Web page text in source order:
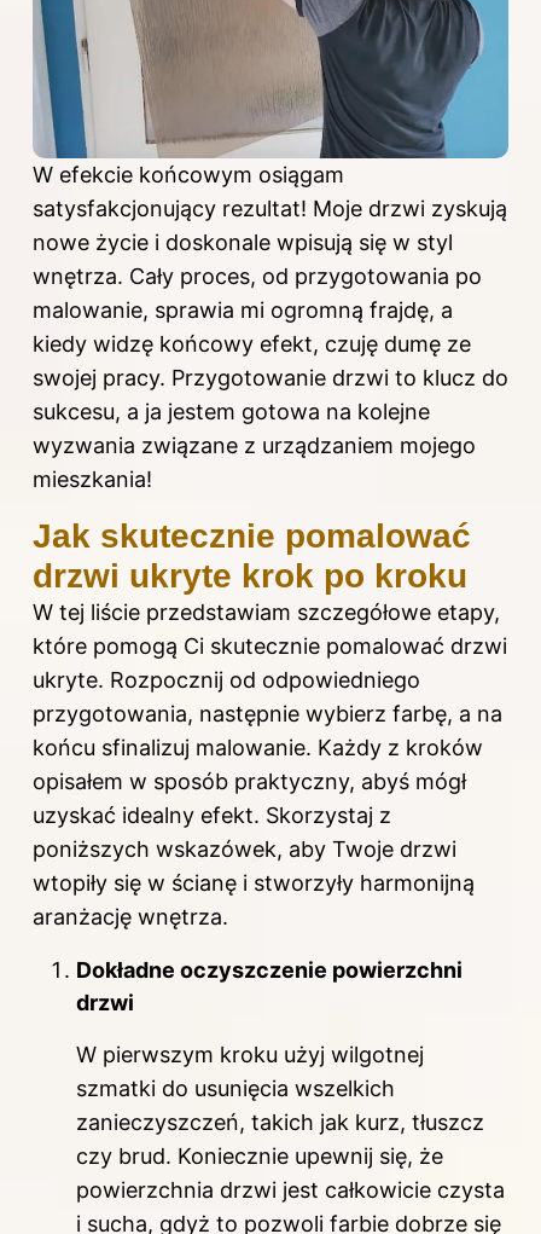
W efekcie końcowym osiągam
satysfakcjonujący rezultat! Moje drzwi zyskują
nowe życie i doskonale wpisują się w styl
wnętrza. Cały proces, od przygotowania po
malowanie, sprawia mi ogromną frajdę, a
kiedy widzę końcowy efekt, czuję dumę ze
swojej pracy. Przygotowanie drzwi to klucz do
sukcesu, a ja jestem gotowa na kolejne
wyzwania związane z urządzaniem mojego
mieszkania!
Jak skutecznie pomalować
drzwi ukryte krok po kroku
W tej liście przedstawiam szczegółowe etapy,
które pomogą Ci skutecznie pomalować drzwi
ukryte. Rozpocznij od odpowiedniego
przygotowania, następnie wybierz farbę, a na
końcu sfinalizuj malowanie. Każdy z kroków
opisałem w sposób praktyczny, abyś mógł
uzyskać idealny efekt. Skorzystaj z
poniższych wskazówek, aby Twoje drzwi
wtopiły się w ścianę i stworzyły harmonijną
aranżację wnętrza.
Dokładne oczyszczenie powierzchni
drzwi
W pierwszym kroku użyj wilgotnej
szmatki do usunięcia wszelkich
zanieczyszczeń, takich jak kurz, tłuszcz
czy brud. Koniecznie upewnij się, że
powierzchnia drzwi jest całkowicie czysta
i sucha, gdyż to pozwoli farbie dobrze się